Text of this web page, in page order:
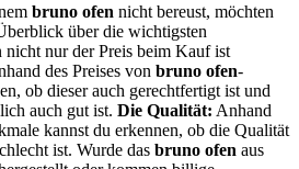
bruno ofen nicht bereust, möchten
über die wichtigsten
nur der Preis beim Kauf ist
des Preises von bruno ofen-
ob dieser auch gerechtfertigt ist und
auch gut ist. Die Qualität: Anhand
kannst du erkennen, ob die Qualität
ist. Wurde das bruno ofen aus